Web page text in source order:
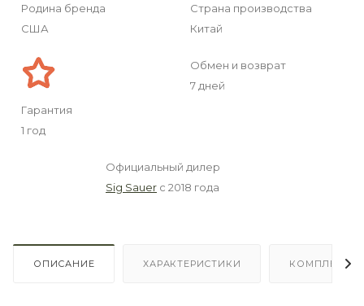
Родина бренда
США
Страна производства
Китай
Гарантия
1 год
Обмен и возврат
7 дней
Официальный дилер
Sig Sauer с 2018 года
ОПИСАНИЕ ХАРАКТЕРИСТИКИ